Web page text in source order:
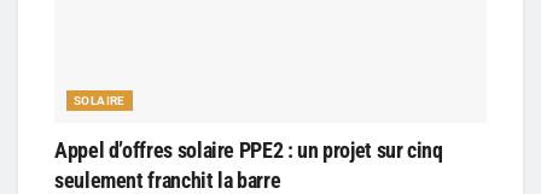
SOLAIRE
Appel d’offres solaire PPE2 : un projet sur cinq
seulement franchit la barre